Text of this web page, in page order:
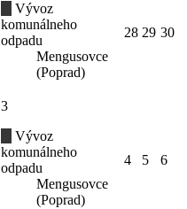
Vývoz
komunálneho
odpadu
Mengusovce
(Poprad)
28 29 30
3
Vývoz
komunálneho
odpadu
Mengusovce
(Poprad)
4 5 6